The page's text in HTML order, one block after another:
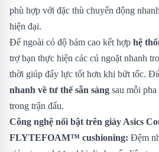
phù hợp với đặc thù chuyển động
hiện đại.
Đế ngoài có độ bám cao kết hợp hệ
trợ bạn thực hiện các cú ngoặt nhanh
thời giúp đẩy lực tốt hơn khi bứt tốc.
nhanh về tư thế sẵn sàng sau mỗi
trong trận đấu.
Công nghệ nổi bật trên giày Asics
FLYTEFOAM™ cushioning: Đệm